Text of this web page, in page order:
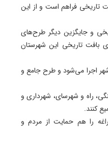
تاریخی فراهم است و از این
و جایگزین دیگر طرح‌های
بافت تاریخی این شهرستان
اجرا می‌شود و طرح جامع و
راه و شهرسای، شهرداری و
کنند.
را هم حمایت از مردم و